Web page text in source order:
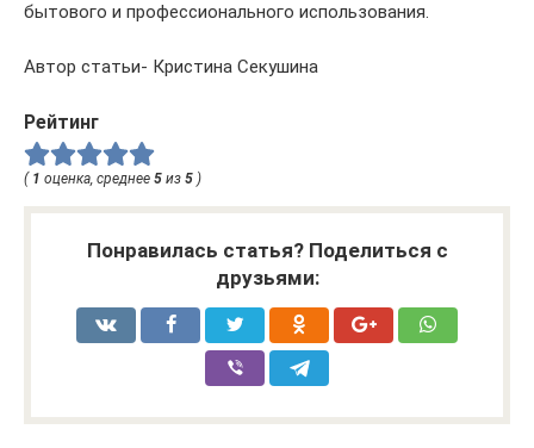
бытового и профессионального использования.
Автор статьи- Кристина Секушина
Рейтинг
( 1 оценка, среднее 5 из 5 )
Понравилась статья? Поделиться с
друзьями: